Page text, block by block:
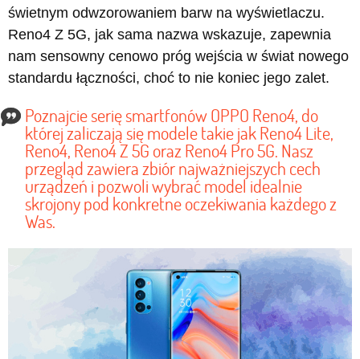
świetnym odwzorowaniem barw na wyświetlaczu.
Reno4 Z 5G, jak sama nazwa wskazuje, zapewnia
nam sensowny cenowo próg wejścia w świat nowego
standardu łączności, choć to nie koniec jego zalet.
Poznajcie serię smartfonów OPPO Reno4, do
której zaliczają się modele takie jak Reno4 Lite,
Reno4, Reno4 Z 5G oraz Reno4 Pro 5G. Nasz
przegląd zawiera zbiór najważniejszych cech
urządzeń i pozwoli wybrać model idealnie
skrojony pod konkretne oczekiwania każdego z
Was.